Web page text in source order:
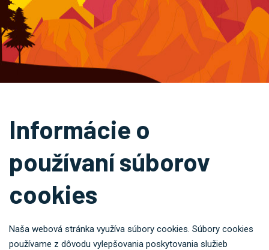
Informácie o
používaní súborov
cookies
Naša webová stránka využíva súbory cookies. Súbory cookies
používame z dôvodu vylepšovania poskytovania služieb